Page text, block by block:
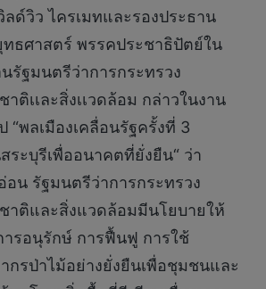
ลด์วิว ไครเมทและรองประธาน
ธศาสตร์ พรรคประชาธิปัตย์ใน
รัฐมนตรีว่าการกระทรวง
ติเเละสิ่งเเวดล้อม กล่าวในงาน
“พลเมืองเคลื่อนรัฐครั้งที่ 3
ระบุรีเพื่ออนาคตที่ยั่งยืน“ ว่า
อน รัฐมนตรีว่าการกระทรวง
าติและสิ่งแวดล้อมมีนโยบายให้
รอนุรักษ์ การฟื้นฟู การใช้
กรป่าไม้อย่างยั่งยืนเพื่อชุมชนและ